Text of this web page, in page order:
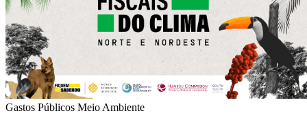
Gastos Públicos Meio Ambiente